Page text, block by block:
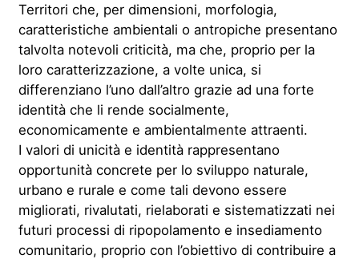
Territori che, per dimensioni, morfologia,
caratteristiche ambientali o antropiche presentano
talvolta notevoli criticità, ma che, proprio per la
loro caratterizzazione, a volte unica, si
differenziano l’uno dall’altro grazie ad una forte
identità che li rende socialmente,
economicamente e ambientalmente attraenti.
I valori di unicità e identità rappresentano
opportunità concrete per lo sviluppo naturale,
urbano e rurale e come tali devono essere
migliorati, rivalutati, rielaborati e sistematizzati nei
futuri processi di ripopolamento e insediamento
comunitario, proprio con l’obiettivo di contribuire a